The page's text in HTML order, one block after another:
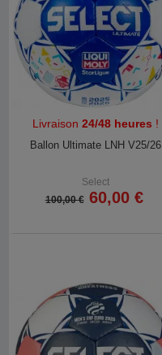
Livraison 24/48 heures !
Ballon Ultimate LNH V25/26
Select
100,00 € 60,00 €